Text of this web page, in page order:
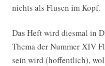
nichts als Flusen im Kopf.
Das Heft wird diesmal in
Thema der Nummer XIV
sein wird (hoffentlich),